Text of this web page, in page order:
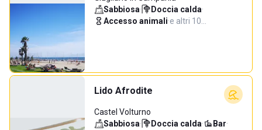
Sabbiosa· Doccia calda·
Accesso animali·e altri 10…
Lido Afrodite
Castel Volturno
Sabbiosa· Doccia calda· Bar·